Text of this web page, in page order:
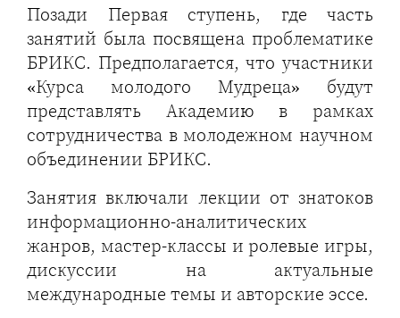
Позади Первая ступень, где часть
занятий была посвящена проблематике
БРИКС. Предполагается, что участники
«Курса молодого Мудреца» будут
представлять Академию в рамках
сотрудничества в молодежном научном
объединении БРИКС.
Занятия включали лекции от знатоков
информационно-аналитических
жанров, мастер-классы и ролевые игры,
дискуссии на актуальные
международные темы и авторские эссе.